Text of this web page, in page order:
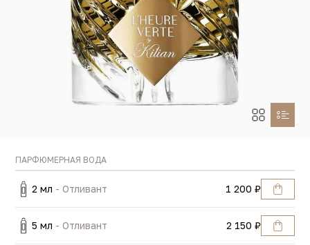
ПАРФЮМЕРНАЯ ВОДА
2 мл - Отливант 1 200 ₽
5 мл - Отливант 2 150 ₽